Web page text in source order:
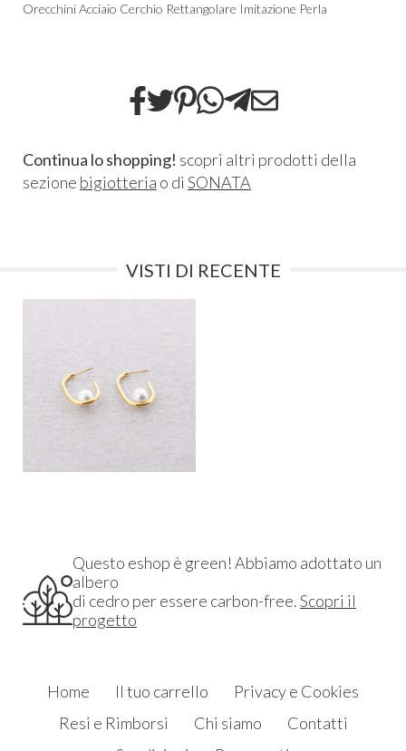
Orecchini Acciaio Cerchio Rettangolare Imitazione Perla
Continua lo shopping! scopri altri prodotti della
sezione bigiotteria o di SONATA
VISTI DI RECENTE
Questo eshop è green! Abbiamo adottato un
albero
di cedro per essere carbon-free.Scopri il
progetto
Home Il tuo carrello
Privacy e Cookies
Resi e Rimborsi
Chi siamo
Contatti